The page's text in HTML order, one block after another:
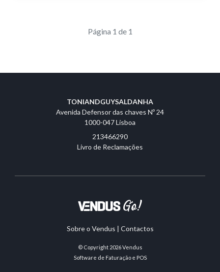
Página 1 de 1
TONIANDGUYSALDANHA
Avenida Defensor das chaves Nº 24
1000-047 Lisboa
213466290
Livro de Reclamações
Sobre o Vendus | Contactos
© Copyright 2026Vendus
Software de Faturação e POS